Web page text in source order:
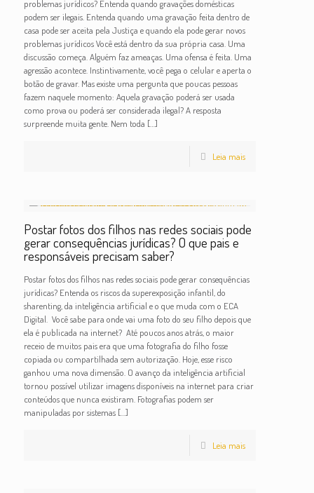
problemas jurídicos? Entenda quando gravações domésticas
podem ser ilegais. Entenda quando uma gravação feita dentro de
casa pode ser aceita pela Justiça e quando ela pode gerar novos
problemas jurídicos Você está dentro da sua própria casa. Uma
discussão começa. Alguém faz ameaças. Uma ofensa é feita. Uma
agressão acontece. Instintivamente, você pega o celular e aperta o
botão de gravar. Mas existe uma pergunta que poucas pessoas
fazem naquele momento: Aquela gravação poderá ser usada
como prova ou poderá ser considerada ilegal? A resposta
surpreende muita gente. Nem toda […]
Leia mais
Postar fotos dos filhos nas redes sociais pode
gerar consequências jurídicas? O que pais e
responsáveis precisam saber?
Postar fotos dos filhos nas redes sociais pode gerar consequências
jurídicas? Entenda os riscos da superexposição infantil, do
sharenting, da inteligência artificial e o que muda com o ECA
Digital. Você sabe para onde vai uma foto do seu filho depois que
ela é publicada na internet? Até poucos anos atrás, o maior
receio de muitos pais era que uma fotografia do filho fosse
copiada ou compartilhada sem autorização. Hoje, esse risco
ganhou uma nova dimensão. O avanço da inteligência artificial
tornou possível utilizar imagens disponíveis na internet para criar
conteúdos que nunca existiram. Fotografias podem ser
manipuladas por sistemas[…]
Leia mais